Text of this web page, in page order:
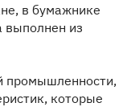
в бумажнике
выполнен из
промышленности,
которые